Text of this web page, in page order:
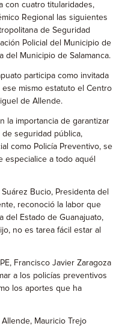
con cuatro titularidades,
Regional las siguientes
de Seguridad
Policial del Municipio de
del Municipio de Salamanca.
participa como invitada
mismo estatuto el Centro
de Allende.
la importancia de garantizar
seguridad pública,
como Policía Preventivo, se
especialice a todo aquél
Bucio, Presidenta del
reconoció la labor que
del Estado de Guanajuato,
no es tarea fácil estar al
Francisco Javier Zaragoza
a los policías preventivos
los aportes que ha
Mauricio Trejo